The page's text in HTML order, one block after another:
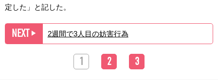
定した」と記した。
NEXT ▶︎ 2週間で3人目の妨害行為
1 2 3